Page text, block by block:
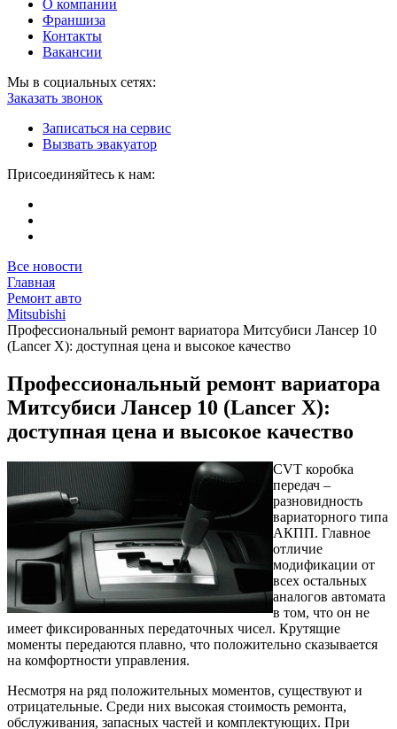
О компании
Франшиза
Контакты
Вакансии
Мы в социальных сетях:
Заказать звонок
Записаться на сервис
Вызвать эвакуатор
Присоединяйтесь к нам:
Все новости
Главная
Ремонт авто
Mitsubishi
Профессиональный ремонт вариатора Митсубиси Лансер 10
(Lancer X): доступная цена и высокое качество
Профессиональный ремонт вариатора
Митсубиси Лансер 10 (Lancer X):
доступная цена и высокое качество
CVT коробка
передач –
разновидность
вариаторного типа
АКПП. Главное
отличие
модификации от
всех остальных
аналогов автомата
в том, что он не
имеет фиксированных передаточных чисел. Крутящие
моменты передаются плавно, что положительно сказывается
на комфортности управления.
Несмотря на ряд положительных моментов, существуют и
отрицательные. Среди них высокая стоимость ремонта,
обслуживания, запасных частей и комплектующих. При